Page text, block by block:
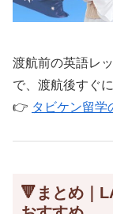
渡航前の英語レ
で、渡航後すぐ
👉 タビケン留学
🔻まとめ｜